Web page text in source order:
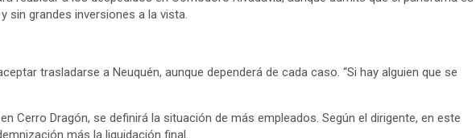
sin grandes inversiones a la vista.
trasladarse a Neuquén, aunque dependerá de cada caso. “Si hay alguien que se
Cerro Dragón, se definirá la situación de más empleados. Según el dirigente, en este
más la liquidación final.